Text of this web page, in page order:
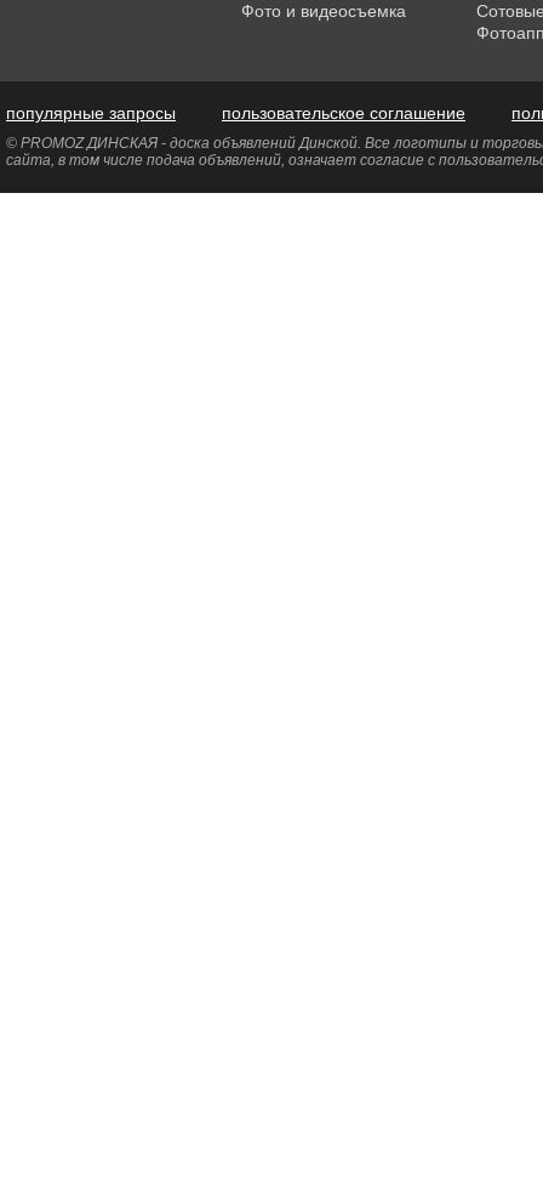
Фото и видеосъемка
популярные запросы пользовательское соглашение
© PROMOZ ДИНСКАЯ - доска объявлений Динской. Все логотипы и
сайта, в том числе подача объявлений, означает согласие с